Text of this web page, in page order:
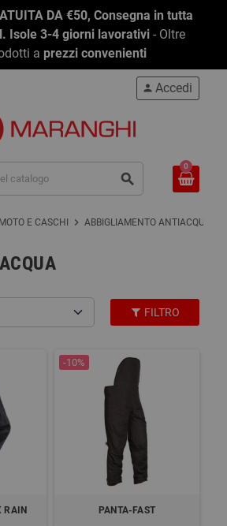
DA €50, Consegna in tutta
Isole 3-4 giorni lavorativi - Oltre
a prezzi convenienti
search
person Accedi
0
E CASCHI chevron_right ABBIGLIAMENTO ANTIACQUA
FILTRO
RAIN
-10%
PANTA-FAST